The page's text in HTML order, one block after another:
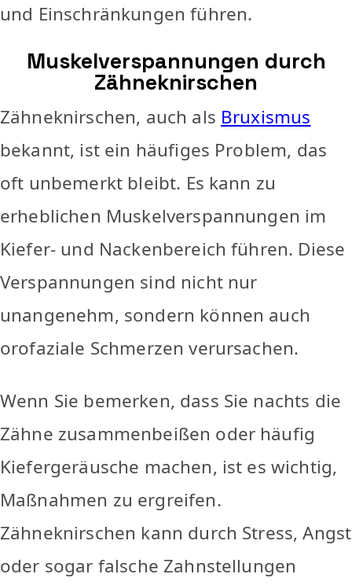
und Einschränkungen führen.
Muskelverspannungen durch
Zähneknirschen
Zähneknirschen, auch als Bruxismus
bekannt, ist ein häufiges Problem, das
oft unbemerkt bleibt. Es kann zu
erheblichen Muskelverspannungen im
Kiefer- und Nackenbereich führen. Diese
Verspannungen sind nicht nur
unangenehm, sondern können auch
orofaziale Schmerzen verursachen.
Wenn Sie bemerken, dass Sie nachts die
Zähne zusammenbeißen oder häufig
Kiefergeräusche machen, ist es wichtig,
Maßnahmen zu ergreifen.
Zähneknirschen kann durch Stress, Angst
oder sogar falsche Zahnstellungen